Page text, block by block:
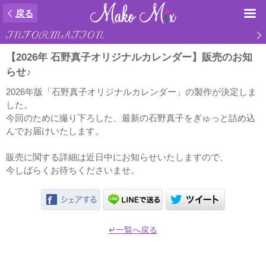
戻る
INFORMATION
【2026年 石野真子オリジナルカレンダー】販売のお知
らせ♪
2026年版「石野真子オリジナルカレンダー」の製作が決定しま
した。
今回のために撮り下ろした、最新の石野真子をぎゅっと詰め込
んでお届けいたします。
販売に関する詳細は近日中にお知らせいたしますので、
今しばらくお待ちくださいませ。
↵一覧へ戻る